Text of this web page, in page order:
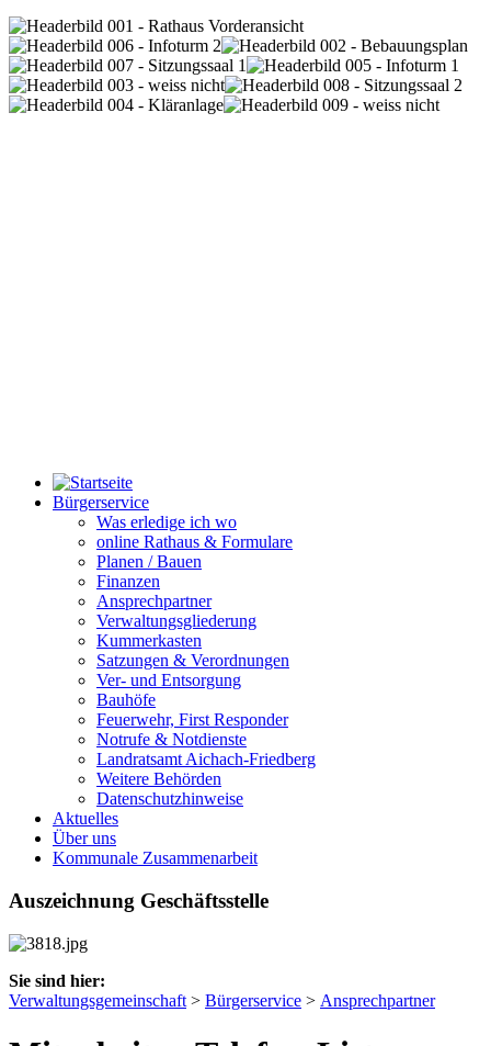
Bürgerservice
Was erledige ich wo
online Rathaus & Formulare
Planen / Bauen
Finanzen
Ansprechpartner
Verwaltungsgliederung
Kummerkasten
Satzungen & Verordnungen
Ver- und Entsorgung
Bauhöfe
Feuerwehr, First Responder
Notrufe & Notdienste
Landratsamt Aichach-Friedberg
Weitere Behörden
Datenschutzhinweise
Aktuelles
Über uns
Kommunale Zusammenarbeit
Auszeichnung Geschäftsstelle
Sie sind hier:
Verwaltungsgemeinschaft > Bürgerservice > Ansprechpartner